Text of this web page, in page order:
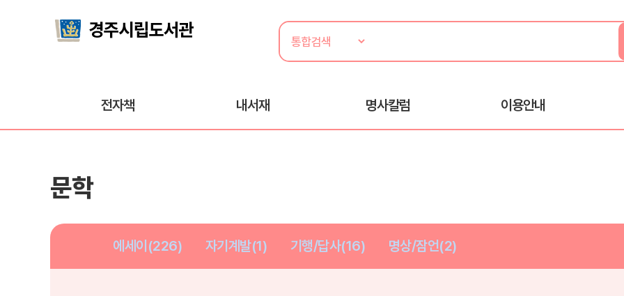
전자책 내서재 명사칼럼 이용안내
문학
에세이(226) 자기계발(1) 기행/답사(16) 명상/잠언(2)